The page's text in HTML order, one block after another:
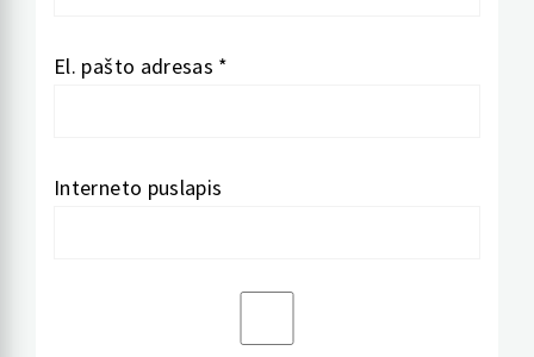
El. pašto adresas *
Interneto puslapis